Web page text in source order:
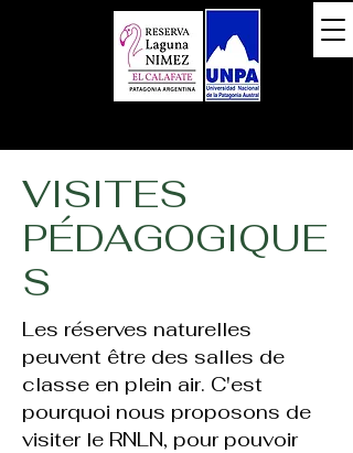
VISITES
PÉDAGOGIQUE
S
Les réserves naturelles
peuvent être des salles de
classe en plein air. C'est
pourquoi nous proposons de
visiter le RNLN, pour pouvoir